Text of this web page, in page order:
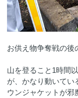
お供え物争奪戦の後
山を登ること1時間
が、かなり動いてい
ウンジャケットが邪